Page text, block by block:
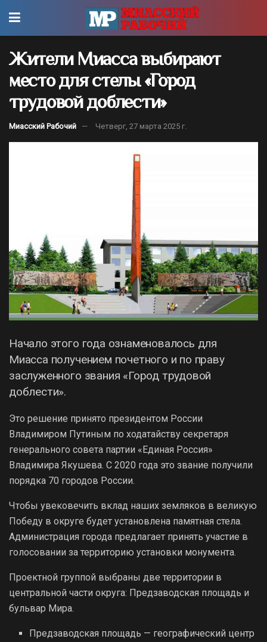
Жители Миасса выбирают
место для стелы «Город
трудовой доблести»
Миасский Рабочий Четверг, 27 марта 2025 г.
Начало этого года ознаменовалось для
Миасса получением почетного и по праву
заслуженного звания «Город трудовой
доблести».
Это решение принято президентом России
Владимиром Путиным по ходатайству секретаря
генерального совета партии «Единая Россия»
Владимира Якушева. С 2020 года это звание получили
порядка 70 городов России.
Чтобы увековечить вклад наших земляков в великую
Победу в округе будет установлена памятная стела.
Администрация города предлагает принять участие в
голосовании за территорию установки монумента.
Проектной группой выбраны две территории в
центральной части округа: Предзаводская площадь и
бульвар Мира.
Предзаводская площадь — географический центр